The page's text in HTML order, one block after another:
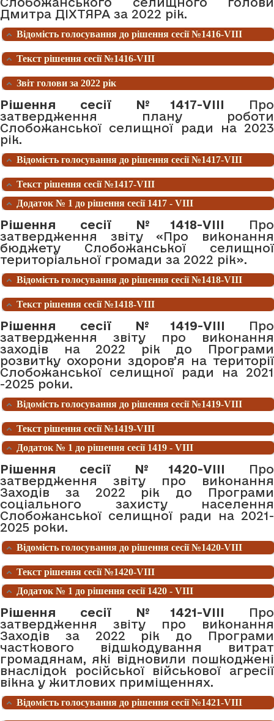
Дмитра ДІХТЯРА за 2022 рік.
Відомість голосування до рішення сесії №1416-VIII
Текст рішення сесії №1416-VIII
Звіт голови за 2022 рік
Рішення сесії №1417-VIII Про
затвердження плану роботи
Слобожанської селищної ради на 2023
рік.
Відомість голосування до рішення сесії №1417-VIII
Текст рішення сесії №1417-VIII
Додаток № 1 до рішення сесії 1417 - VIII
Рішення сесії №1418-VIII Про
затвердження звіту «Про виконання
бюджету Слобожанської селищної
територіальної громади за 2022 рік».
Відомість голосування до рішення сесії №1418-VIII
Текст рішення сесії №1418-VIII
Рішення сесії №1419-VIII Про
затвердження звіту про виконання
заходів на 2022 рік до Програми
розвитку охорони здоров’я на території
Слобожанської селищної ради на 2021
-2025 роки.
Відомість голосування до рішення сесії №1419-VIII
Текст рішення сесії №1419-VIII
Додаток № 1 до рішення сесії 1419 - VIII
Рішення сесії №1420-VIII Про
затвердження звіту про виконання
Заходів за 2022 рік до Програми
соціального захисту населення
Слобожанської селищної ради на 2021-
2025 роки.
Відомість голосування до рішення сесії №1420-VIII
Текст рішення сесії №1420-VIII
Додаток № 1 до рішення сесії 1420 - VIII
Рішення сесії №1421-VIII Про
затвердження звіту про виконання
Заходів за 2022 рік до Програми
часткового відшкодування витрат
громадянам, які відновили пошкоджені
внаслідок російської військової агресії
вікна у житлових приміщеннях.
Відомість голосування до рішення сесії №1421-VIII